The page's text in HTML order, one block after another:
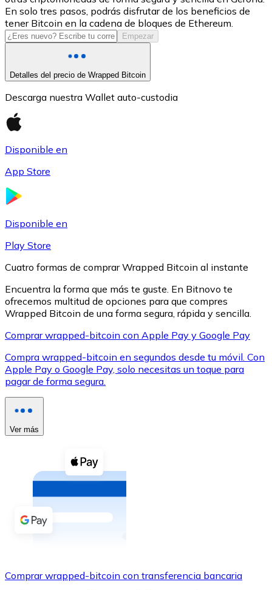
USDC
XRP
XRP
Efectivo
Comprar con efectivo
Transferencia SEPA
Añade fondos a tu cuenta Bitnovo o realiza compras
Utiliza tarjetas Visa y Mastercard para comprar
En solo tres pasos, podrás disfrutar de los beneficios de
tener Bitcoin en la cadena de bloques de Ethereum.
Empezar
Detalles del precio de Wrapped Bitcoin
Descarga nuestra Wallet auto-custodia
Disponible en
App Store
Disponible en
Play Store
Cuatro formas de comprar Wrapped Bitcoin al instante
Encuentra la forma que más te guste. En Bitnovo te
ofrecemos multitud de opciones para que compres
Wrapped Bitcoin de una forma segura, rápida y sencilla.
Comprar wrapped-bitcoin con Apple Pay y Google Pay
Compra wrapped-bitcoin en segundos desde tu móvil. Con
Apple Pay o Google Pay, solo necesitas un toque para
pagar de forma segura.
Ver más
Comprar wrapped-bitcoin con transferencia bancaria